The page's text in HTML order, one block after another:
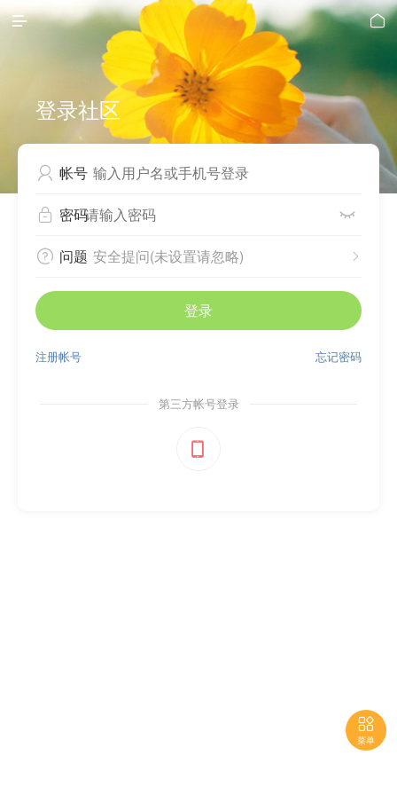
 
登录社区
 帐号
 密码 
 问题 
安全提问(未设置请忽略)
登录
忘记密码
注册帐号
第三方帐号登录


菜单